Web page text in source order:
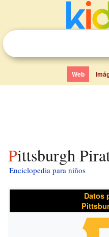
Web
Pittsburgh
Enciclopedia para niños
Datos